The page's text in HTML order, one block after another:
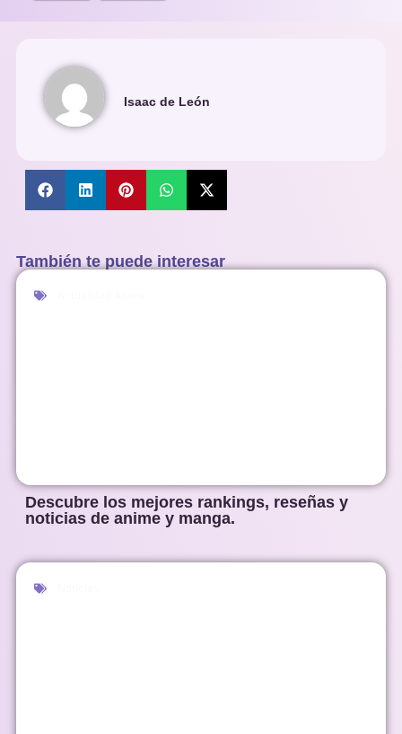
Isaac de León
También te puede interesar
Descubre los mejores rankings, reseñas y
noticias de anime y manga.